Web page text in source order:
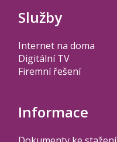
Služby
Internet na doma
Digitální TV
Firemní řešení
Informace